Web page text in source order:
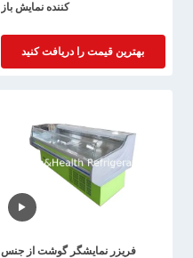
کننده نمایش باز
بهترین قیمت را دریافت کنید
فریزر نمایشگر گوشت از جنس